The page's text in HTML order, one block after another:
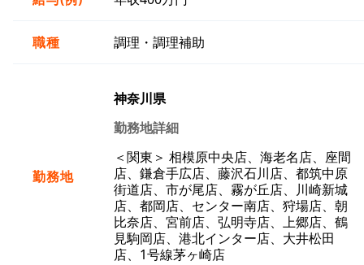
職種 調理・調理補助
勤務地
神奈川県
勤務地詳細
＜関東＞ 相模原中央店、海老名店、座間
店、鎌倉手広店、藤沢石川店、都筑中原
街道店、市が尾店、霧が丘店、川崎新城
店、都岡店、センター南店、狩場店、朝
比奈店、宮前店、弘明寺店、上郷店、鶴
見駒岡店、港北インター店、大井松田
店、1号線茅ヶ崎店